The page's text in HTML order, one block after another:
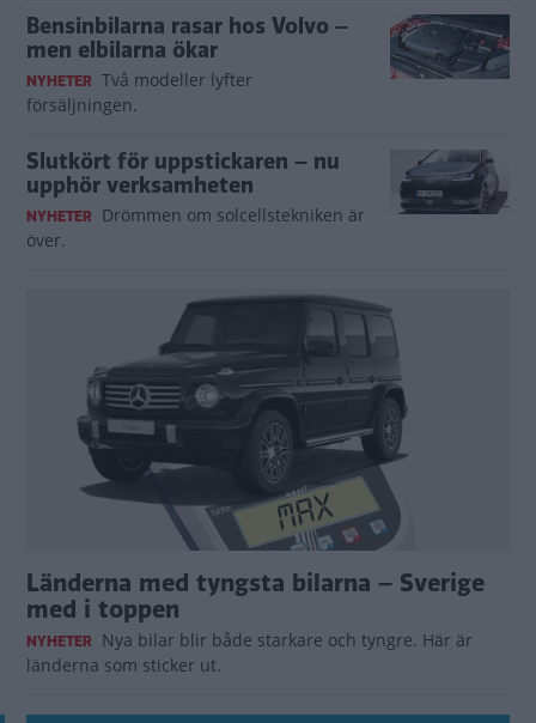
Bensinbilarna rasar hos Volvo –
men elbilarna ökar
NYHETER Två modeller lyfter
försäljningen.
Slutkört för uppstickaren – nu
upphör verksamheten
NYHETER Drömmen om solcellstekniken är
över.
Länderna med tyngsta bilarna – Sverige
med i toppen
NYHETER Nya bilar blir både starkare och tyngre. Här är
länderna som sticker ut.